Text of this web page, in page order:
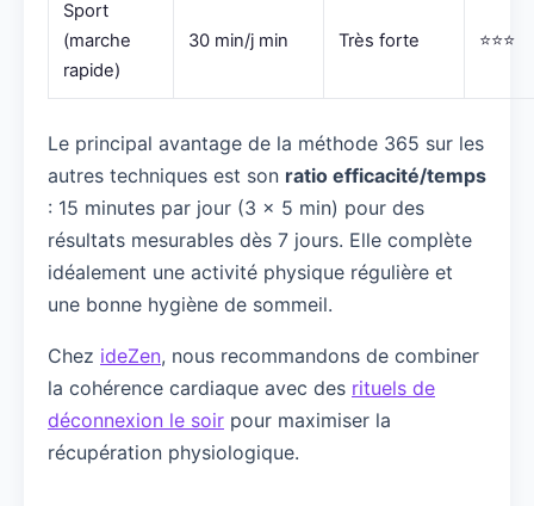
Sport
(marche
rapide)
30 min/j min Très forte ⭐⭐⭐
Le principal avantage de la méthode 365 sur les
autres techniques est son ratio efficacité/temps
: 15 minutes par jour (3 × 5 min) pour des
résultats mesurables dès 7 jours. Elle complète
idéalement une activité physique régulière et
une bonne hygiène de sommeil.
Chez ideZen, nous recommandons de combiner
la cohérence cardiaque avec des rituels de
déconnexion le soir pour maximiser la
récupération physiologique.